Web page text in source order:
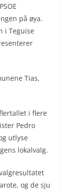
på øya.
i Teguise
Tias,
i flere
Pedro
utlyse
lokalvalg.
og de sju